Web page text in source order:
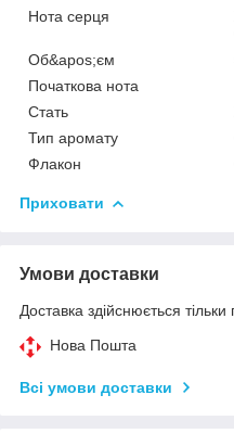
Нота серця
Об&apos;єм
Початкова нота
Стать
Тип аромату
Флакон
Приховати
Умови доставки
Доставка здійснюється тільки
Нова Пошта
Всі умови доставки